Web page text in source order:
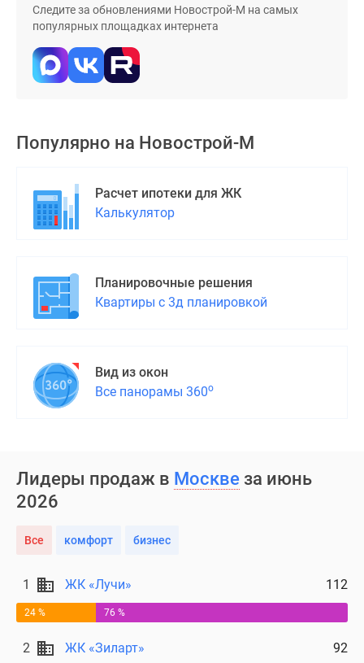
Апартаменты
#траншевая
ипотека
#рассрочка
Видео
Субсидированная
застройщиком
Rutube
Москве
Москве
Новостройки
класса
бизнес-
класса
Рассрочка
ипотека
Следите за обновлениями Новострой-М на самых
популярных площадках интернета
Популярно на Новострой-М
Расчет ипотеки для ЖК
Калькулятор
Планировочные решения
Квартиры с 3д планировкой
Вид из окон
Все панорамы 360о
Лидеры продаж в Москве за июнь
2026
Все комфорт бизнес
1 ЖК «Лучи» 112
24 % 76 %
2 ЖК «Зиларт» 92